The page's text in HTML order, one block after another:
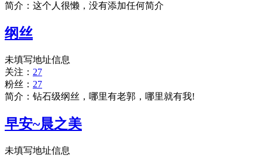
简介：这个人很懒，没有添加任何简介
纲丝
未填写地址信息
关注： 27
粉丝： 27
简介：钻石级纲丝，哪里有老郭，哪里就有我!
早安~晨之美
未填写地址信息